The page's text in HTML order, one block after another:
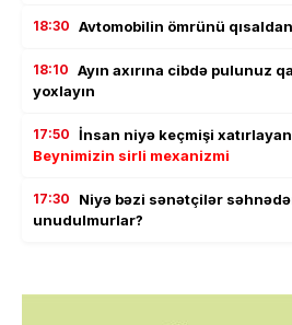
18:30 Avtomobilin ömrünü
18:10 Ayın axırına cibdə pulunuz
yoxlayın
17:50 İnsan niyə keçmişi
Beynimizin sirli mexanizmi
17:30
Niyə bəzi sənətçilər
unudulmurlar?